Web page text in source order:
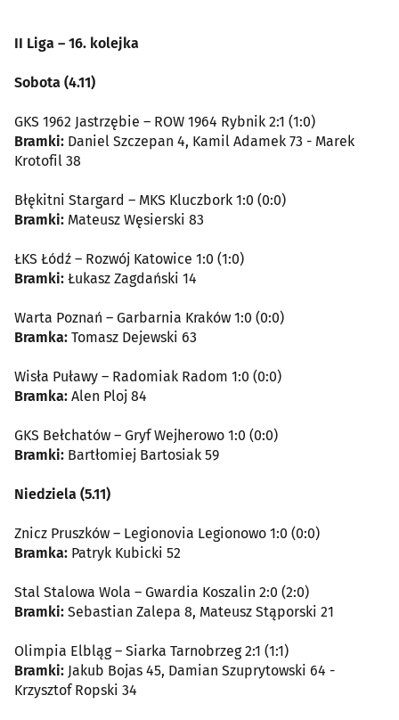
II Liga – 16. kolejka
Sobota (4.11)
GKS 1962 Jastrzębie – ROW 1964 Rybnik 2:1 (1:0)
Bramki: Daniel Szczepan 4, Kamil Adamek 73 - Marek
Krotofil 38
Błękitni Stargard – MKS Kluczbork 1:0 (0:0)
Bramki: Mateusz Węsierski 83
ŁKS Łódź – Rozwój Katowice 1:0 (1:0)
Bramki: Łukasz Zagdański 14
Warta Poznań – Garbarnia Kraków 1:0 (0:0)
Bramka: Tomasz Dejewski 63
Wisła Puławy – Radomiak Radom 1:0 (0:0)
Bramka: Alen Ploj 84
GKS Bełchatów – Gryf Wejherowo 1:0 (0:0)
Bramki: Bartłomiej Bartosiak 59
Niedziela (5.11)
Znicz Pruszków – Legionovia Legionowo 1:0 (0:0)
Bramka: Patryk Kubicki 52
Stal Stalowa Wola – Gwardia Koszalin 2:0 (2:0)
Bramki: Sebastian Zalepa 8, Mateusz Stąporski 21
Olimpia Elbląg – Siarka Tarnobrzeg 2:1 (1:1)
Bramki: Jakub Bojas 45, Damian Szuprytowski 64 -
Krzysztof Ropski 34